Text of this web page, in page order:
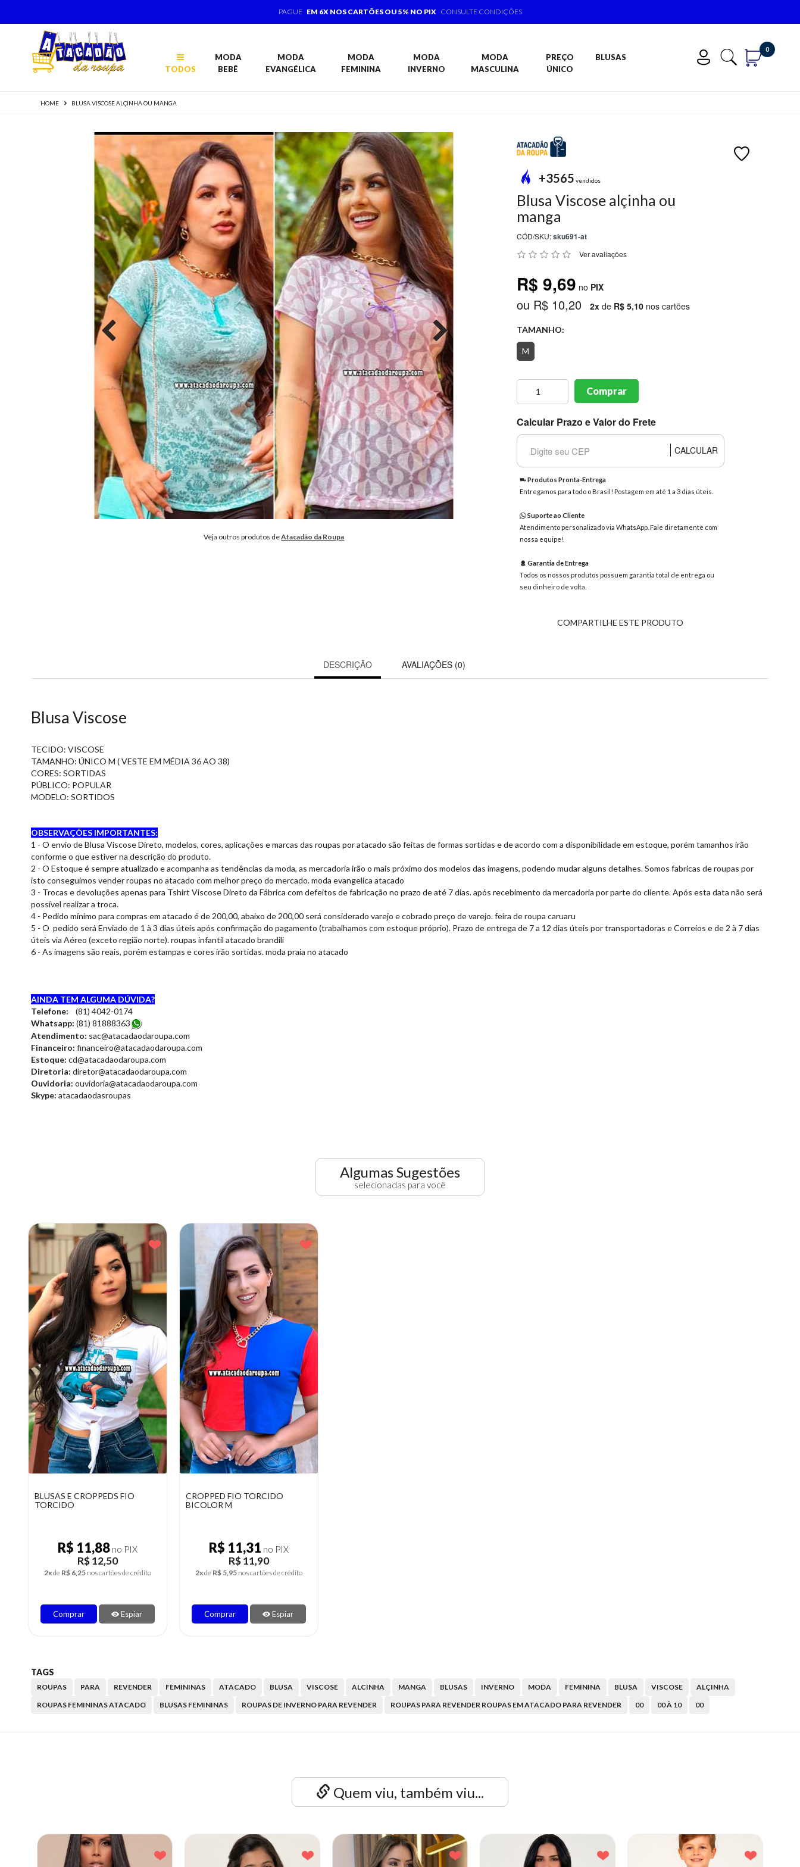
PAGUE EM 6X NOS CARTÕES OU 5% NO PIX CONSULTE CONDIÇÕES
TODOS
MODA
BEBÊ
MODA
EVANGÉLICA
MODA
FEMININA
MODA
INVERNO
MODA
MASCULINA
PREÇO
ÚNICO
BLUSAS
0
HOME BLUSA VISCOSE ALÇINHA OU MANGA
Veja outros produtos deAtacadão da Roupa
+3565 vendidos
Blusa Viscose alçinha ou
manga
CÓD/SKU:sku691-at
Ver avaliações
R$ 9,69 no PIX
ou R$ 10,20 2xde R$ 5,10nos cartões
TAMANHO:
M
Comprar
Calcular Prazo e Valor do Frete
CALCULAR
Produtos Pronta-Entrega
Entregamos para todo o Brasil! Postagem em até 1 a 3 dias úteis.
Suporte ao Cliente
Atendimento personalizado via WhatsApp. Fale diretamente com
nossa equipe!
Garantia de Entrega
Todos os nossos produtos possuem garantia total de entrega ou
seu dinheiro de volta.
COMPARTILHE ESTE PRODUTO
DESCRIÇÃO AVALIAÇÕES (0)
Blusa Viscose
TECIDO: VISCOSE
TAMANHO: ÚNICO M ( VESTE EM MÉDIA 36 AO 38)
CORES: SORTIDAS
PÚBLICO: POPULAR
MODELO: SORTIDOS
OBSERVAÇÕES IMPORTANTES:
1 - O envio de Blusa Viscose Direto, modelos, cores, aplicações e marcas das roupas por atacado são feitas de formas sortidas e de acordo com a disponibilidade em estoque, porém tamanhos irão
conforme o que estiver na descrição do produto.
2 - O Estoque é sempre atualizado e acompanha as tendências da moda, as mercadoria irão o mais próximo dos modelos das imagens, podendo mudar alguns detalhes. Somos fabricas de roupas por
isto conseguimos vender roupas no atacado com melhor preço do mercado. moda evangelica atacado
3 - Trocas e devoluções apenas para Tshirt Viscose Direto da Fábrica com defeitos de fabricação no prazo de até 7 dias. após recebimento da mercadoria por parte do cliente. Após esta data não será
possível realizar a troca.
4 - Pedido mínimo para compras em atacado é de 200,00, abaixo de 200,00 será considerado varejo e cobrado preço de varejo. feira de roupa caruaru
5 - O pedido será Enviado de 1 à 3 dias úteis após confirmação do pagamento (trabalhamos com estoque próprio). Prazo de entrega de 7 a 12 dias úteis por transportadoras e Correios e de 2 à 7 dias
úteis via Aéreo (exceto região norte). roupas infantil atacado brandili
6 - As imagens são reais, porém estampas e cores irão sortidas. moda praia no atacado
AINDA TEM ALGUMA DÚVIDA?
Telefone: (81) 4042-0174
Whatsapp: (81) 81888363
Atendimento: sac@atacadaodaroupa.com
Financeiro: financeiro@atacadaodaroupa.com
Estoque: cd@atacadaodaroupa.com
Diretoria: diretor@atacadaodaroupa.com
Ouvidoria: ouvidoria@atacadaodaroupa.com
Skype: atacadaodasroupas
Algumas Sugestões
selecionadas para você
BLUSAS E CROPPEDS FIO
TORCIDO
R$ 11,88 no PIX
R$ 12,50
2xde R$ 6,25 nos cartões de crédito
Comprar Espiar
CROPPED FIO TORCIDO
BICOLOR M
R$ 11,31 no PIX
R$ 11,90
2xde R$ 5,95 nos cartões de crédito
Comprar Espiar
TAGS
ROUPAS PARA REVENDER FEMININAS ATACADO BLUSA VISCOSE ALCINHA MANGA BLUSAS INVERNO MODA FEMININA BLUSA VISCOSE
ALÇINHA
ROUPAS FEMININAS ATACADO
BLUSAS FEMININAS ROUPAS DE INVERNO PARA REVENDER ROUPAS PARA REVENDER ROUPAS EM ATACADO PARA REVENDER 00 00 À 10 00
Quem viu, também viu...